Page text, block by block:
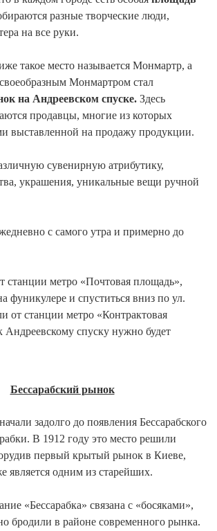
разные творческие люди,
на все руки.
такое место называется Монмартр, а
Монмартром стал
на Андреевском спуске. Здесь
продавцы, многие из которых
выставленной на продажу продукции.
сувенирную атрибутику,
украшения, уникальные вещи ручной
с самого утра и примерно до
станции метро «Почтовая площадь»,
фуникулере и спуститься вниз по ул.
от станции метро «Контрактовая
Андреевскому спуску нужно будет
Бессарабский рынок
задолго до появления Бессарабского
В 1912 году это место решили
первый крытый рынок в Киеве,
является одним из старейших.
«Бессарабка» связана с «босяками»,
бродили в районе современного рынка.